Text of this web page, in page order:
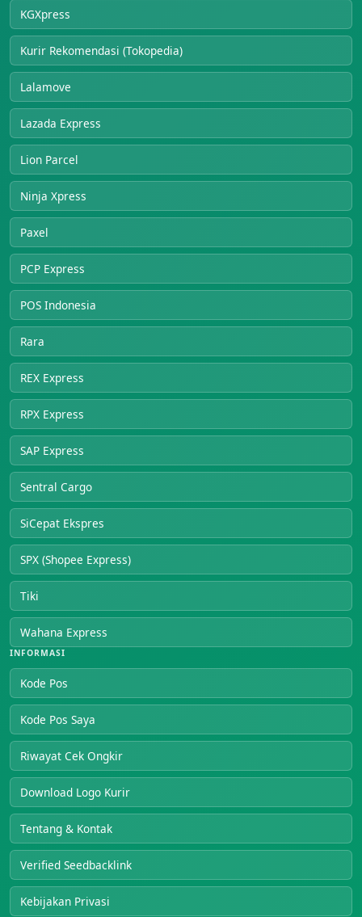
KGXpress
Kurir Rekomendasi (Tokopedia)
Lalamove
Lazada Express
Lion Parcel
Ninja Xpress
Paxel
PCP Express
POS Indonesia
Rara
REX Express
RPX Express
SAP Express
Sentral Cargo
SiCepat Ekspres
SPX (Shopee Express)
Tiki
Wahana Express
INFORMASI
Kode Pos
Kode Pos Saya
Riwayat Cek Ongkir
Download Logo Kurir
Tentang & Kontak
Verified Seedbacklink
Kebijakan Privasi